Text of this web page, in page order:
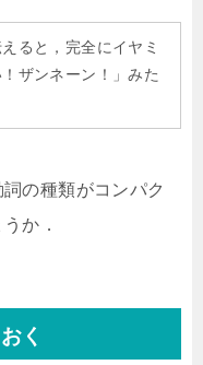
ると，完全にイヤミ
ザンネーン！」みた
の種類がコンパク
か．
く